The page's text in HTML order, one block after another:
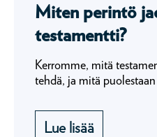
Miten perintö
testamentti?
Kerromme, mitä
tehdä, ja mitä
Lue lisää